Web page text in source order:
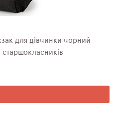
для дівчинки чорний